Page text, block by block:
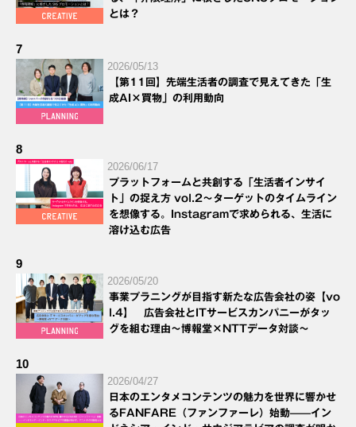
とは？
7
2026/05/13
【第11回】先端生活者の調査で見えてきた「生
成AI×買物」の利用動向
8
2026/06/17
プラットフォームと共創する「生活者インサイ
ト」の捉え方 vol.2～ターゲットのタイムライン
を想像する。Instagramで求められる、生活に
溶け込む広告
9
2026/05/20
事業プラニングが目指す新たな広告会社の姿【vo
l.4】 広告会社とITサービスカンパニーがタッ
グを組む理由～博報堂×NTTデータ対談～
10
2026/04/27
日本のエンタメコンテンツの魅力を世界に響かせ
るFANFARE（ファンファーレ）始動——イン